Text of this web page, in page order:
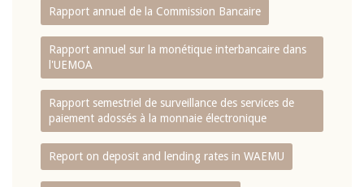
Rapport annuel de la Commission Bancaire
Rapport annuel sur la monétique interbancaire dans
l'UEMOA
Rapport semestriel de surveillance des services de
paiement adossés à la monnaie électronique
Report on deposit and lending rates in WAEMU